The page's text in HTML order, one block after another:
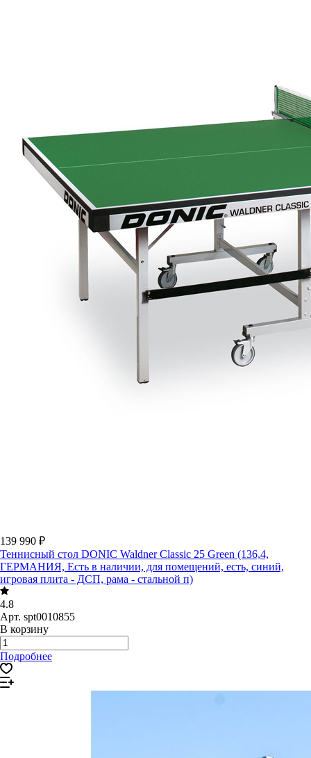
139 990 ₽
Теннисный стол DONIC Waldner Classic 25 Green (136,4,
ГЕРМАНИЯ, Есть в наличии, для помещений, есть, синий,
игровая плита - ДСП, рама - стальной п)
4.8
Арт. spt0010855
В корзину
Подробнее